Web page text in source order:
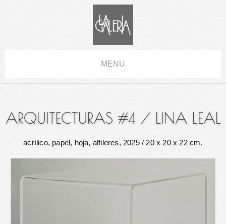
MENU
ARQUITECTURAS #4/ LINA LEAL
acrílico, papel, hoja, alfileres, 2025/ 20 x 20 x 22 cm.